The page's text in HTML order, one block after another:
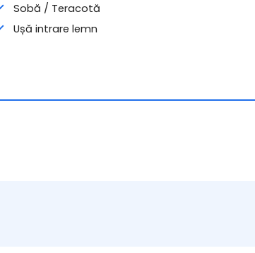
Sobă / Teracotă
Ușă intrare lemn